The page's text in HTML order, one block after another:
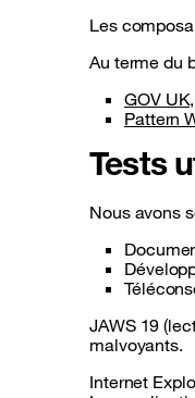
Les
Au terme du
GOV
Pattern
Tests
Nous avons
JAWS 19
malvoyants.
Internet